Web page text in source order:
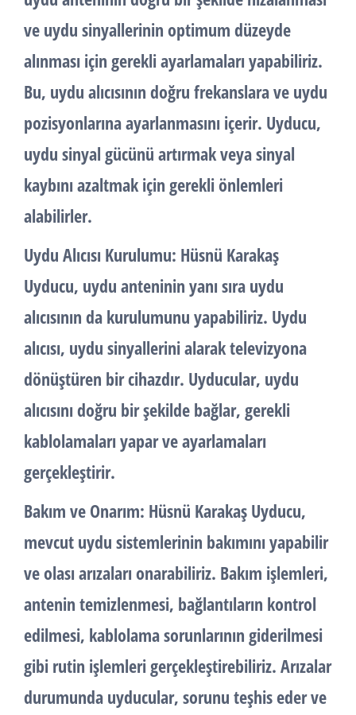
ve uydu sinyallerinin optimum düzeyde
alınması için gerekli ayarlamaları yapabiliriz.
Bu, uydu alıcısının doğru frekanslara ve uydu
pozisyonlarına ayarlanmasını içerir. Uyducu,
uydu sinyal gücünü artırmak veya sinyal
kaybını azaltmak için gerekli önlemleri
alabilirler.
Uydu Alıcısı Kurulumu: Hüsnü Karakaş
Uyducu, uydu anteninin yanı sıra uydu
alıcısının da kurulumunu yapabiliriz. Uydu
alıcısı, uydu sinyallerini alarak televizyona
dönüştüren bir cihazdır. Uyducular, uydu
alıcısını doğru bir şekilde bağlar, gerekli
kablolamaları yapar ve ayarlamaları
gerçekleştirir.
Bakım ve Onarım: Hüsnü Karakaş Uyducu,
mevcut uydu sistemlerinin bakımını yapabilir
ve olası arızaları onarabiliriz. Bakım işlemleri,
antenin temizlenmesi, bağlantıların kontrol
edilmesi, kablolama sorunlarının giderilmesi
gibi rutin işlemleri gerçekleştirebiliriz. Arızalar
durumunda uyducular, sorunu teşhis eder ve